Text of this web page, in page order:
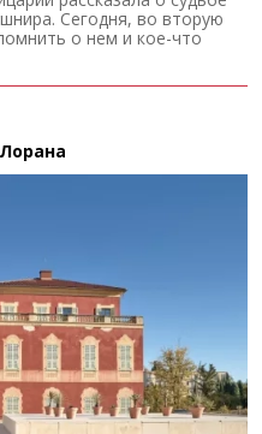
Сегодня, во вторую
о нем и кое-что